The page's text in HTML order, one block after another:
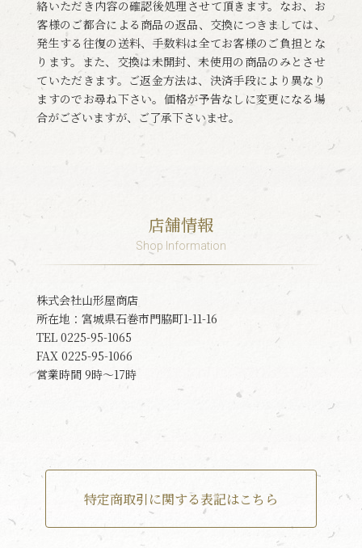
絡いただき内容の確認後処理させて頂きます。なお、お
客様のご都合による商品の返品、交換につきましては、
発生する往復の送料、手数料は全てお客様のご負担とな
ります。また、交換は未開封、未使用の商品のみとさせ
ていただきます。ご返金方法は、決済手段により異なり
ますのでお尋ね下さい。価格が予告なしに変更になる場
合がございますが、ご了承下さいませ。
店舗情報
Shop Information
株式会社山形屋商店
所在地：宮城県石巻市門脇町1-11-16
TEL 0225-95-1065
FAX 0225-95-1066
営業時間 9時～17時
特定商取引に関する表記はこちら